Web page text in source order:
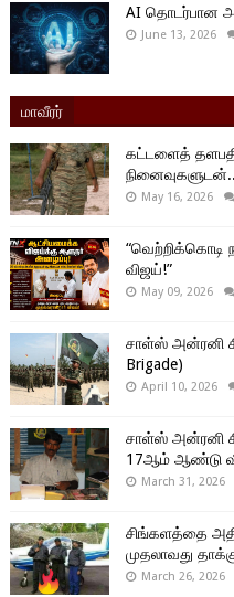
AI தொடர்பான
June 13, 2026
மாவீரர்
கட்டளைத்
May 16, 2026
“வெற்றிக்கொடி
விஜய்!”
May 09, 2026
சாள்ஸ் அன்ரனி
Brigade)
April 10, 2026
சாள்ஸ் அன்ரனி
17ஆம் ஆண்டு
March 31, 2026
சிங்களத்தை
முதலாவது
March 26, 2026